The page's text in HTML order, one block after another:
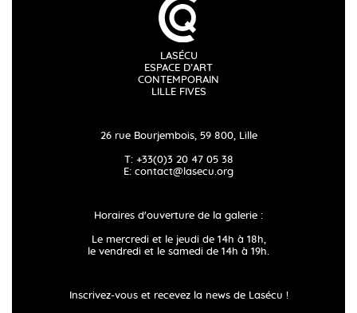
LASÉCU
ESPACE D’ART
CONTEMPORAIN
LILLE FIVES
26 rue Bourjembois, 59 800, Lille
T: +33(0)3 20 47 05 38
E: contact@lasecu.org
Horaires d'ouverture de la galerie :
Le mercredi et le jeudi de 14h à 18h,
le vendredi et le samedi de 14h à 19h.
Inscrivez-vous et recevez la news de Lasécu !